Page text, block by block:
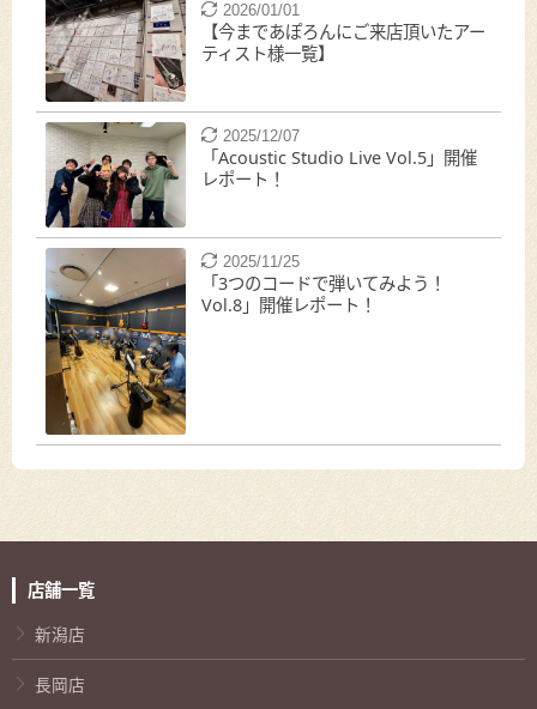
2026/01/01
【今まであぽろんにご来店頂いたアー
ティスト様一覧】
2025/12/07
「Acoustic Studio Live Vol.5」開催
レポート！
2025/11/25
「3つのコードで弾いてみよう！
Vol.8」開催レポート！
店舗一覧
新潟店
長岡店